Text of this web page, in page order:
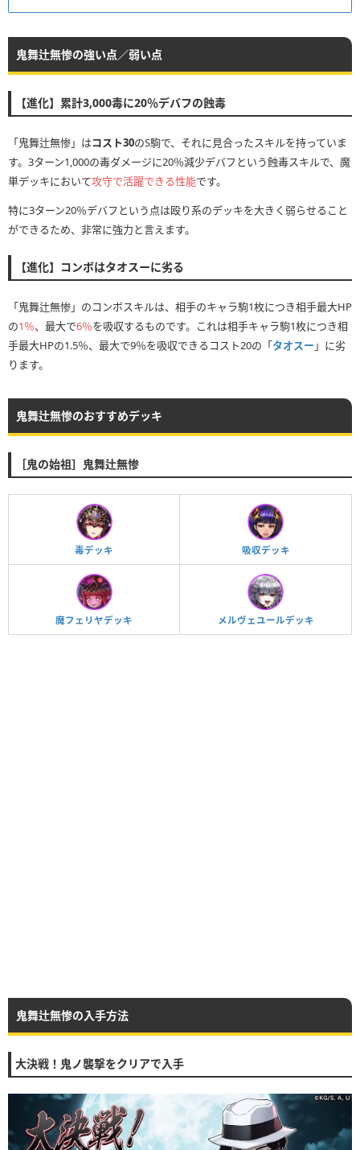
鬼舞辻無惨の強い点／弱い点
【進化】累計3,000毒に20％デバフの蝕毒
「鬼舞辻無惨」はコスト30のS駒で、それに見合ったスキルを持っていま
す。3ターン1,000の毒ダメージに20％減少デバフという蝕毒スキルで、魔
単デッキにおいて攻守で活躍できる性能です。
特に3ターン20％デバフという点は殴り系のデッキを大きく弱らせること
ができるため、非常に強力と言えます。
【進化】コンボはタオスーに劣る
「鬼舞辻無惨」のコンボスキルは、相手のキャラ駒1枚につき相手最大HP
の1％、最大で6％を吸収するものです。これは相手キャラ駒1枚につき相
手最大HPの1.5％、最大で9％を吸収できるコスト20の「タオスー 」に劣
ります。
鬼舞辻無惨のおすすめデッキ
［鬼の始祖］鬼舞辻無惨
毒デッキ 吸収デッキ
魔フェリヤデッキ メルヴェユールデッキ
鬼舞辻無惨の入手方法
大決戦！鬼ノ襲撃をクリアで入手